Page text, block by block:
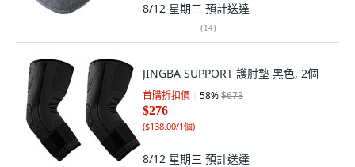
8/12 星期三 預計送達
(14)
JINGBA SUPPORT 護肘墊 黑色, 2個
首購折扣價 58%$673
$276
($138.00/1個)
8/12 星期三 預計送達